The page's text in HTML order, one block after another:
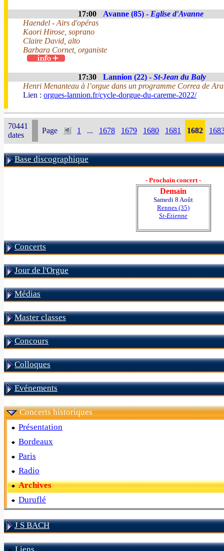
17:00 Avanne (85) - Eglise d'Avanne
Haendel - Airs d'opéras
Kaori Hirose, soprano
Claire David, alto
Barbara Cornet, organiste
17:30 Lannion (22) - St-Jean du Baly
Henri Menanteau à l’orgue dans un programme Correa de
Lien : orgues-lannion.fr/cycle-dorgue-du-careme-2022/
70441
dates
Page 1 ... 1678 1679 1680 1681 1682
Base discographique
- Prochain concert -
Demain
Samedi 8 Août
Rennes (35)
St-Etienne
Concerts
Jour de l'Orgue
Médias
Master classes
Concours
Colloques
Evénements
Concerts historiques
Présentation
Bordeaux
Paris
Radio
Archives
Duruflé
J S BACH